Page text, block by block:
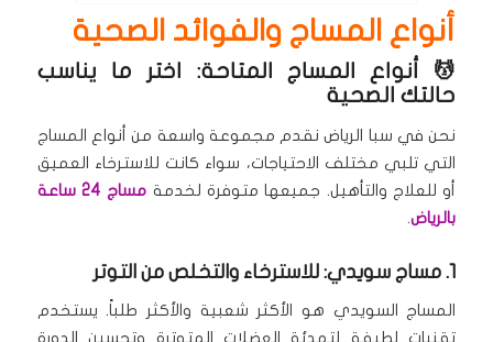
أنواع المساج والفوائد الصحية
💆 أنواع المساج المتاحة: اختر ما يناسب
حالتك الصحية
نحن في سبا الرياض نقدم مجموعة واسعة من أنواع المساج
التي تلبي مختلف الاحتياجات، سواء كانت للاسترخاء العميق
أو للعلاج والتأهيل. جميعها متوفرة لخدمة
مساج 24 ساعة
بالرياض.
1. مساج سويدي: للاسترخاء والتخلص من التوتر
المساج السويدي هو الأكثر شعبية والأكثر طلباً. يستخدم
تقنيات لطيفة لتهدئة العضلات المتوترة وتحسين الدورة